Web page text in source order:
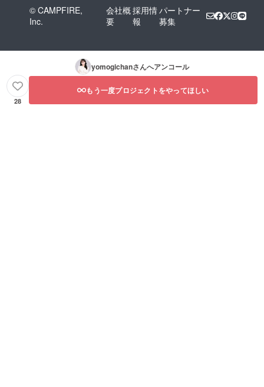
© CAMPFIRE,
Inc.
会社概
要
採用情
報
パートナー
募集
yomogichanさんへアンコール
28
もう一度プロジェクトをやってほしい